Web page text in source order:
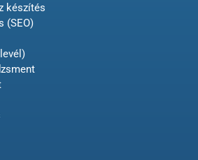
készítés
(SEO)